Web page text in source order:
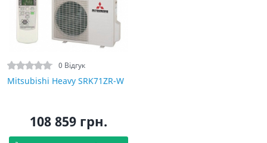
0 Відгук
Mitsubishi Heavy SRK71ZR-W
108 859 грн.